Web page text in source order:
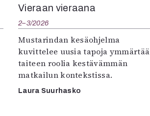
Vieraan vieraana
2–3/2026
Mustarindan kesäohjelma
kuvittelee uusia tapoja ymmärtää
taiteen roolia kestävämmän
matkailun kontekstissa.
Laura Suurhasko